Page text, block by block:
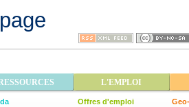
L'EMPLOI
Offres d'emploi